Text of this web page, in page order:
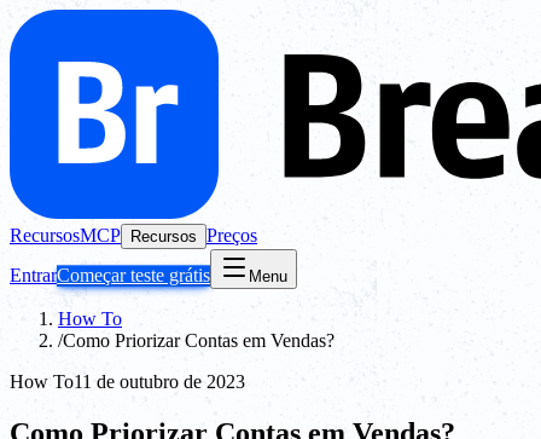
RecursosMCP Recursos Preços
EntrarComeçar teste grátis Menu
How To
/Como Priorizar Contas em Vendas?
How To11 de outubro de 2023